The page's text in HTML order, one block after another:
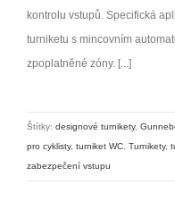
kontrolu vstupů. Specifická
turniketu s mincovním
zpoplatněné zóny. [...]
Štítky: designové turnikety,
pro cyklisty, turniket WC Turnikety,
zabezpečení vstupu